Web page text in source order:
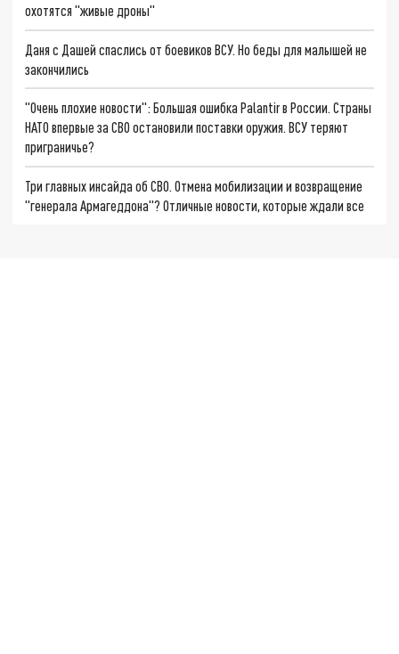
охотятся "живые дроны"
Даня с Дашей спаслись от боевиков ВСУ. Но беды для малышей не
закончились
"Очень плохие новости": Большая ошибка Palantir в России. Страны
НАТО впервые за СВО остановили поставки оружия. ВСУ теряют
приграничье?
Три главных инсайда об СВО. Отмена мобилизации и возвращение
"генерала Армагеддона"? Отличные новости, которые ждали все